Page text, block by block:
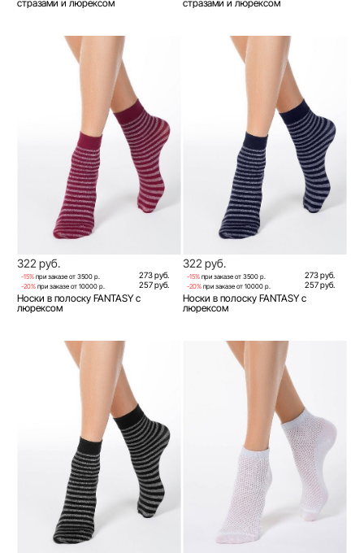
стразами и люрексом стразами и люрексом
322 руб.
-15% при заказе от 3500 р. 273 руб.
-20% при заказе от 10000 р. 257 руб.
Носки в полоску FANTASY с
люрексом
322 руб.
-15% при заказе от 3500 р. 273 руб.
-20% при заказе от 10000 р. 257 руб.
Носки в полоску FANTASY с
люрексом